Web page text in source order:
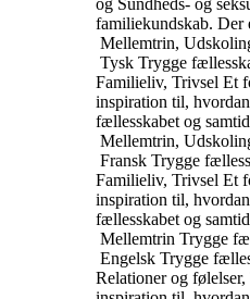
og Sundheds- og
familiekundskab. Der
Mellemtrin,
Tysk Trygge
Familieliv, Trivsel Et
inspiration til,
fællesskabet og
Mellemtrin,
Fransk Trygge
Familieliv, Trivsel Et
inspiration til,
fællesskabet og
Mellemtrin Trygge
Engelsk Trygge
Relationer og følelser,